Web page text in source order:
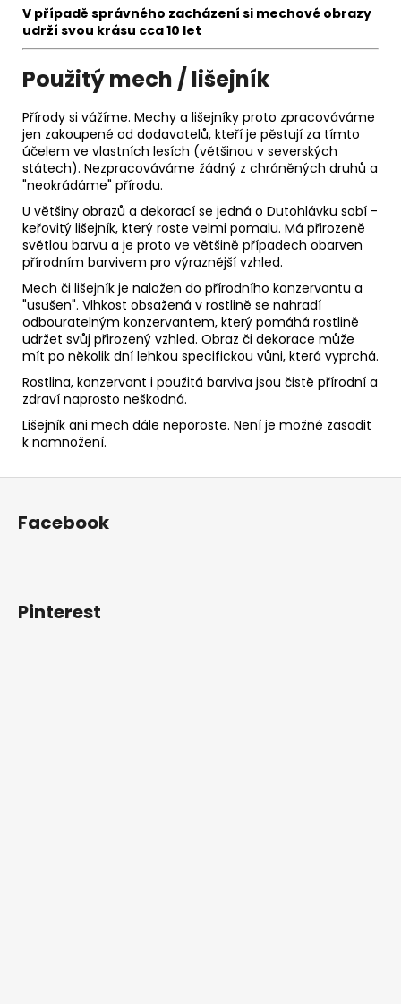
V případě správného zacházení si mechové obrazy
udrží svou krásu cca 10 let
Použitý mech / lišejník
Přírody si vážíme. Mechy a lišejníky proto zpracováváme
jen zakoupené od dodavatelů, kteří je pěstují za tímto
účelem ve vlastních lesích (většinou v severských
státech). Nezpracováváme žádný z chráněných druhů a
"neokrádáme" přírodu.
U většiny obrazů a dekorací se jedná o Dutohlávku sobí -
keřovitý lišejník, který roste velmi pomalu. Má přirozeně
světlou barvu a je proto ve většině případech obarven
přírodním barvivem pro výraznější vzhled.
Mech či lišejník je naložen do přírodního konzervantu a
"usušen". Vlhkost obsažená v rostlině se nahradí
odbouratelným konzervantem, který pomáhá rostlině
udržet svůj přirozený vzhled. Obraz či dekorace může
mít po několik dní lehkou specifickou vůni, která vyprchá.
Rostlina, konzervant i použitá barviva jsou čistě přírodní a
zdraví naprosto neškodná.
Lišejník ani mech dále neporoste. Není je možné zasadit
k namnožení.
Z
Facebook
Pinterest